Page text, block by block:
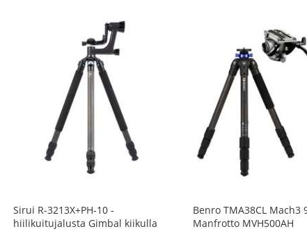
Sirui R-3213X+PH-10 -
hiilikuitujalusta Gimbal kiikulla
Benro TMA38CL Mach3
Manfrotto MVH500AH